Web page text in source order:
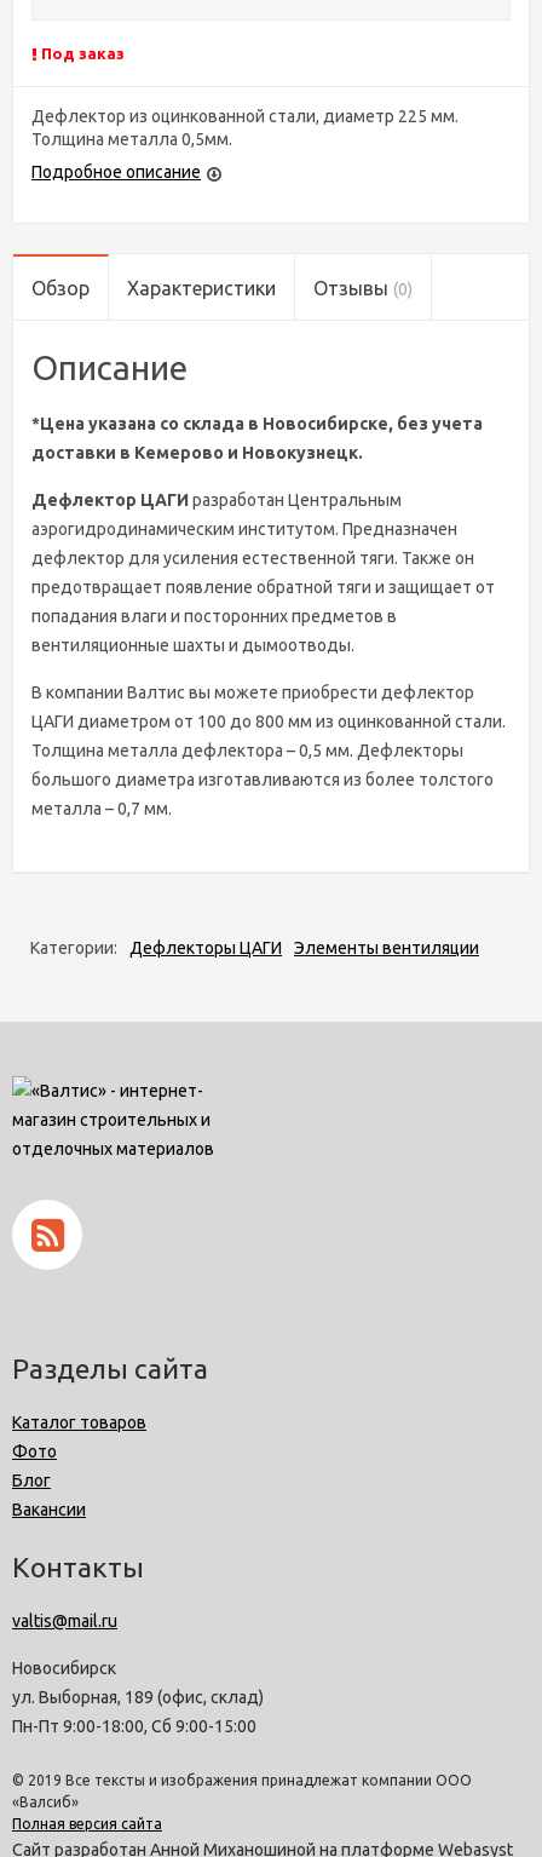
Под заказ
Дефлектор из оцинкованной стали, диаметр 225 мм.
Толщина металла 0,5мм.
Подробное описание
Обзор Характеристики Отзывы (0)
Описание
*Цена указана со склада в Новосибирске, без учета
доставки в Кемерово и Новокузнецк.
Дефлектор ЦАГИ разработан Центральным
аэрогидродинамическим институтом. Предназначен
дефлектор для усиления естественной тяги. Также он
предотвращает появление обратной тяги и защищает от
попадания влаги и посторонних предметов в
вентиляционные шахты и дымоотводы.
В компании Валтис вы можете приобрести дефлектор
ЦАГИ диаметром от 100 до 800 мм из оцинкованной стали.
Толщина металла дефлектора – 0,5 мм. Дефлекторы
большого диаметра изготавливаются из более толстого
металла – 0,7 мм.
Категории: Дефлекторы ЦАГИ Элементы вентиляции
Разделы сайта
Каталог товаров
Фото
Блог
Вакансии
Контакты
valtis@mail.ru
Новосибирск
ул. Выборная, 189 (офис, склад)
Пн-Пт 9:00-18:00, Сб 9:00-15:00
© 2019 Все тексты и изображения принадлежат компании ООО
«Валсиб»
Полная версия сайта
Сайт разработан Анной Миханошиной на платформе Webasyst